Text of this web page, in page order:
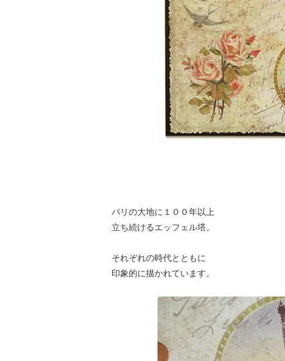
パリの大地に１００年以上
立ち続けるエッフェル塔。
それぞれの時代とともに
印象的に描かれています。